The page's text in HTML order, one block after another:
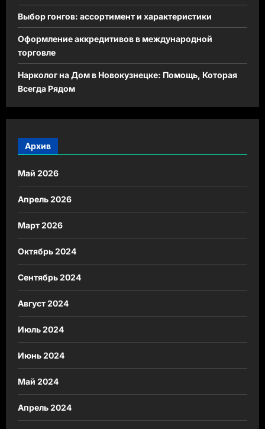
Выбор гонгов: ассортимент и характеристики
Оформление аккредитивов в международной
торговле
Нарколог на Дом в Новокузнецке: Помощь, Которая
Всегда Рядом
Архив
Май 2026
Апрель 2026
Март 2026
Октябрь 2024
Сентябрь 2024
Август 2024
Июль 2024
Июнь 2024
Май 2024
Апрель 2024